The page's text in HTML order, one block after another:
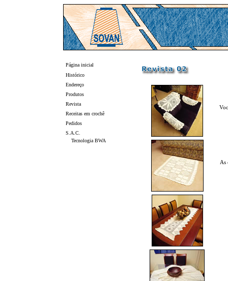
Página inicial
Histórico
Endereço
Produtos
Revista
Receitas em crochê
Pedidos
S.A.C.
Tecnologia BWA
As